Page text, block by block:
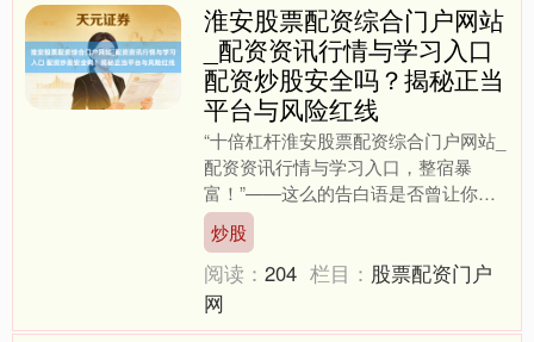
淮安股票配资综合门户网站
_配资资讯行情与学习入口
配资炒股安全吗？揭秘正当
平台与风险红线
“十倍杠杆淮安股票配资综合门户网站_
配资资讯行情与学习入口，整宿暴
富！”——这么的告白语是否曾让你心
动？在股市行情波动时，配资炒股成为
部分投资者试图放大收益的礼....
炒股
阅读：204 栏目： 股票配资门户
网